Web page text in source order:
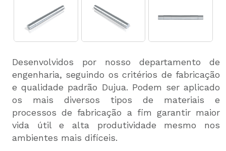
Desenvolvidos por nosso departamento de
engenharia, seguindo os critérios de fabricação
e qualidade padrão Dujua. Podem ser aplicado
os mais diversos tipos de materiais e
processos de fabricação a fim garantir maior
vida útil e alta produtividade mesmo nos
ambientes mais difíceis.